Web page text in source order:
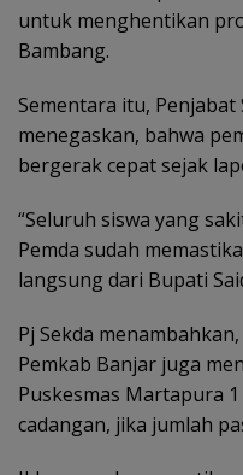
untuk menghentikan
Bambang.
Sementara itu, Penjabat
menegaskan, bahwa
bergerak cepat sejak
“Seluruh siswa yang
Pemda sudah
langsung dari Bupati
Pj Sekda
Pemkab Banjar juga
Puskesmas Martapura
cadangan, jika jumlah